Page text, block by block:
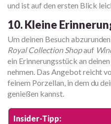
und ist auf den ersten Blick
10. Kleine
Um deinen Besuch
Royal Collection Shopauf
ein Erinnerungsstück an
nehmen. Das Angebot reicht
feinem Porzellan, in dem du
genießen kannst.
Insider-Tipp: